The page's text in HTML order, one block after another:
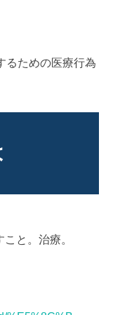
るための医療行為
と。治療。